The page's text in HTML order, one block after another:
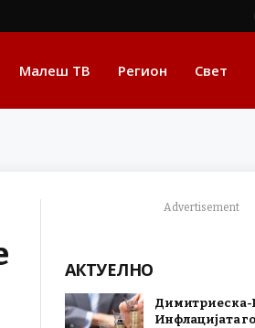
Малеш ТВ Регион Свет
Advertisement
АКТУЕЛНО
Димитриеска-
Инфлацијата